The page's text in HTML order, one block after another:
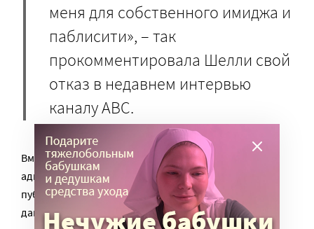
меня для собственного имиджа и
паблисити», – так
прокомментировала Шелли свой
отказ в недавнем интервью
каналу ABC.
Вместе с приемной матерью и нанятым семьей
адвокатом Шелли сделала все, чтобы не допустить
публикации в прессе своего имени и других личных
данных. В статье, получившейся наполовину